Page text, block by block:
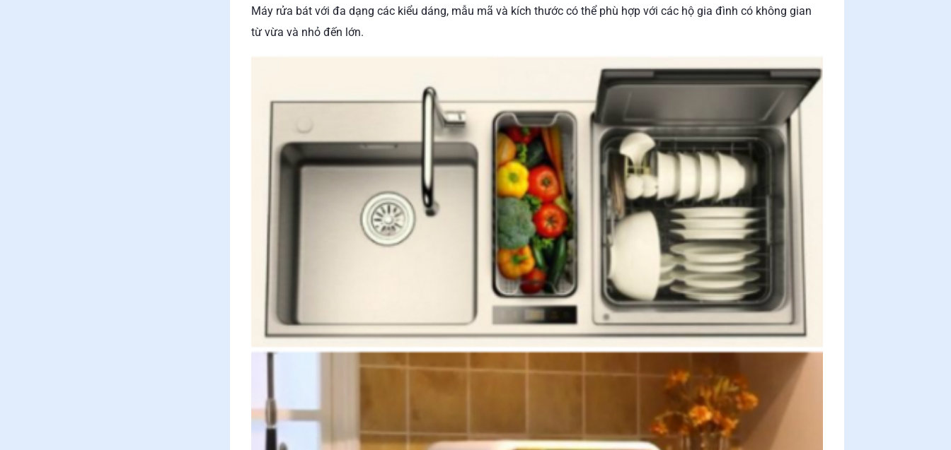
Máy rửa bát với đa dạng các kiểu dáng, mẫu mã và kích thước có thể phù hợp với các hộ gia đình có không gian
từ vừa và nhỏ đến lớn.